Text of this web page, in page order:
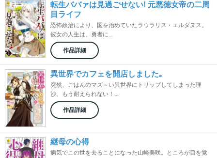
転生ババァは見過ごせない! 元悪徳女帝の二周
目ライフ
恐怖政治により、国を治めていたラウラリス・エルダヌス。
彼女の人生は、勇者に...
作品詳細
異世界でカフェを開店しました｡
突然、ごはんのマズ～い異世界にトリップしてしまった理
沙。もう耐えられない！...
作品詳細
継母の心得
病気でこの世を去ることになった山崎美咲。ところが目を覚